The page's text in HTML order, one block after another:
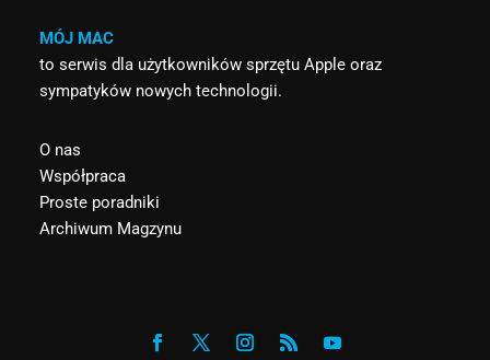
MÓJ MAC
to serwis dla użytkowników sprzętu Apple oraz
sympatyków nowych technologii.
O nas
Współpraca
Proste poradniki
Archiwum Magzynu